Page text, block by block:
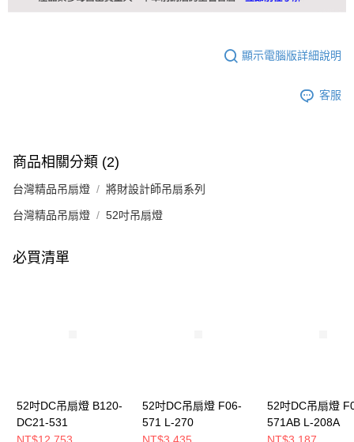
顯示電腦版詳細說明
客服
商品相關分類 (2)
台灣精品吊扇燈 將財設計師吊扇系列
台灣精品吊扇燈 52吋吊扇燈
必買清單
52吋DC吊扇燈 B120-
DC21-531
52吋DC吊扇燈 F06-
571 L-270
52吋DC吊扇燈
571AB L-208A